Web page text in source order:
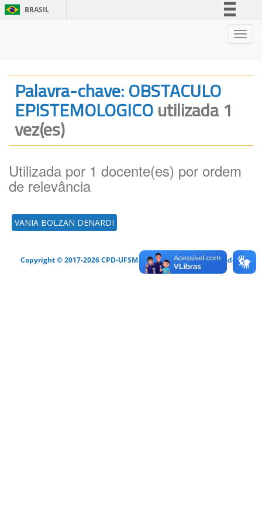
BRASIL
Legislação
Canais
Palavra-chave: OBSTACULO
EPISTEMOLOGICOutilizada 1
vez(es)
Utilizada por 1 docente(es) por ordem
de relevância
VANIA BOLZAN DENARDI
Copyright © 2017-2026 CPD-UFSM. Todos os direitos reservados.